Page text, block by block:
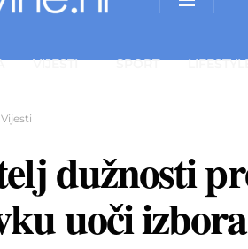
VIJESTI SPORT
Vijesti
dužnosti
uoči izbora